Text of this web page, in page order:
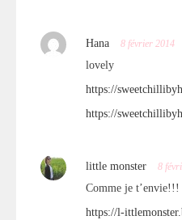
Hana 8 février 2014
lovely
https://
https://
little monster 8
Comme je
https://l-